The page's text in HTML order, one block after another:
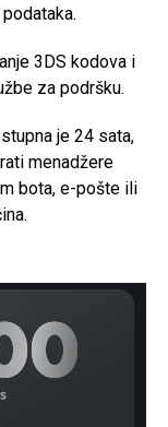
3DS kodova i
za podršku.
je 24 sata,
menadžere
bota, e-pošte ili